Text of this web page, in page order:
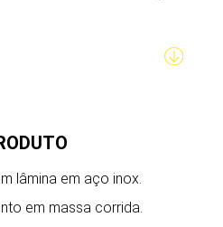
lâmina em aço inox.
em massa corrida.